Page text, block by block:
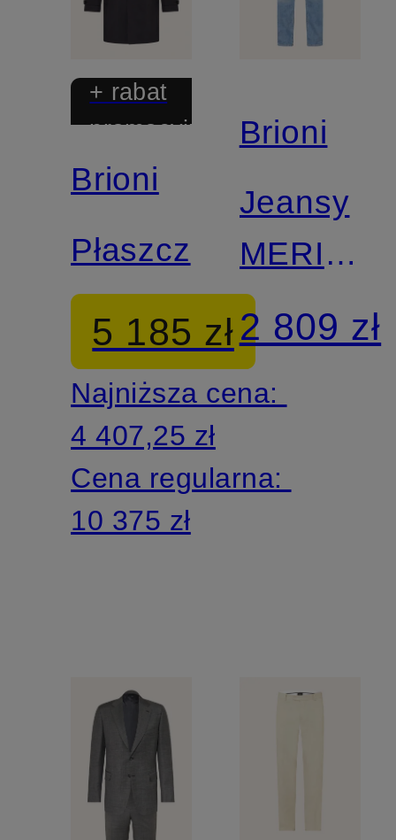
+ rabat
promocyjny
Brioni
Płaszcz
5 185 zł
Najniższa cena:
4 407,25 zł
Cena regularna:
10 375 zł
Brioni
Jeansy
MERIBEL
o kroju
regular
fit
2 809 zł